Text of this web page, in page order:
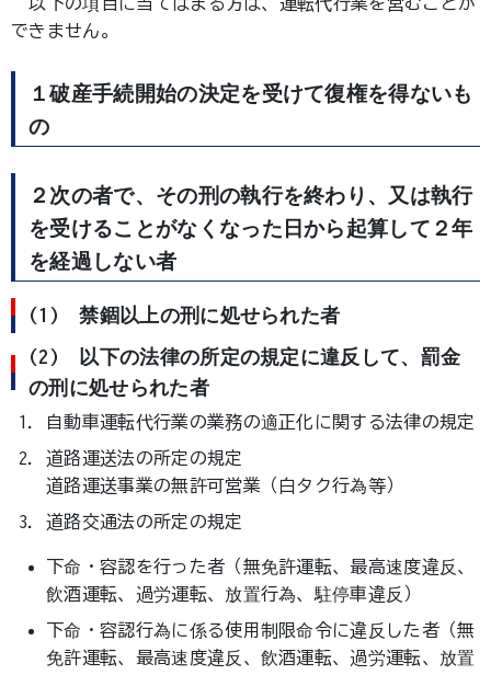
できません。
１破産手続開始の決定を受けて復権を得ないも
の
２次の者で、その刑の執行を終わり、又は執行
を受けることがなくなった日から起算して２年
を経過しない者
(1) 禁錮以上の刑に処せられた者
(2) 以下の法律の所定の規定に違反して、罰金
の刑に処せられた者
自動車運転代行業の業務の適正化に関する法律の規定
道路運送法の所定の規定
道路運送事業の無許可営業（白タク行為等）
道路交通法の所定の規定
下命・容認を行った者（無免許運転、最高速度違反、
飲酒運転、過労運転、放置行為、駐停車違反）
下命・容認行為に係る使用制限命令に違反した者（無
免許運転、最高速度違反、飲酒運転、過労運転、放置